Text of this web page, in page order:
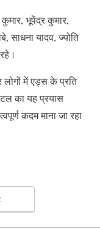
भूपेंद्र कुमार,
साधना यादव, ज्योति
लोगों में एड्स के प्रति
का यह प्रयास
कदम माना जा रहा